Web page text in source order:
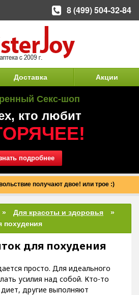
Доставка Акции
Секс-шоп
кто любит
подробнее
получают двое! или трое :)
Для красоты и здоровья
похудения
для похудения
просто. Для идеального
усилия над собой. Кто-то
другие выполняют
8 (499) 504-32-84